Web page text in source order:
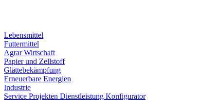
Lebensmittel
Futtermittel
Agrar Wirtschaft
Papier und Zellstoff
Glättebekämpfung
Erneuerbare Energien
Industrie
Service Projekten Dienstleistung Konfigurator